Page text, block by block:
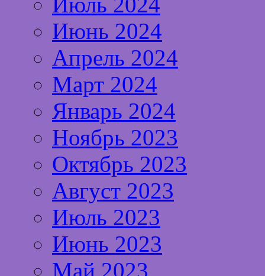
Июнь 2024
Апрель 2024
Март 2024
Январь 2024
Ноябрь 2023
Октябрь 2023
Август 2023
Июль 2023
Июнь 2023
Май 2023